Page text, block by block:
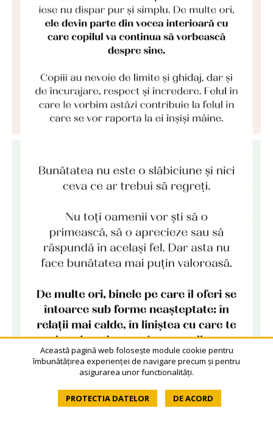
Această pagină web folosește module cookie pentru
îmbunătățirea experienței de navigare precum și pentru
asigurarea unor functionalități.
PROTECTIA DATELOR DE ACORD